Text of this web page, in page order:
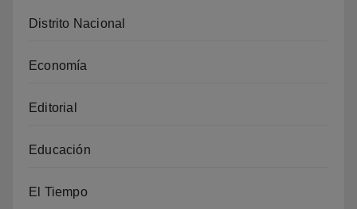
Distrito Nacional
Economía
Editorial
Educación
El Tiempo